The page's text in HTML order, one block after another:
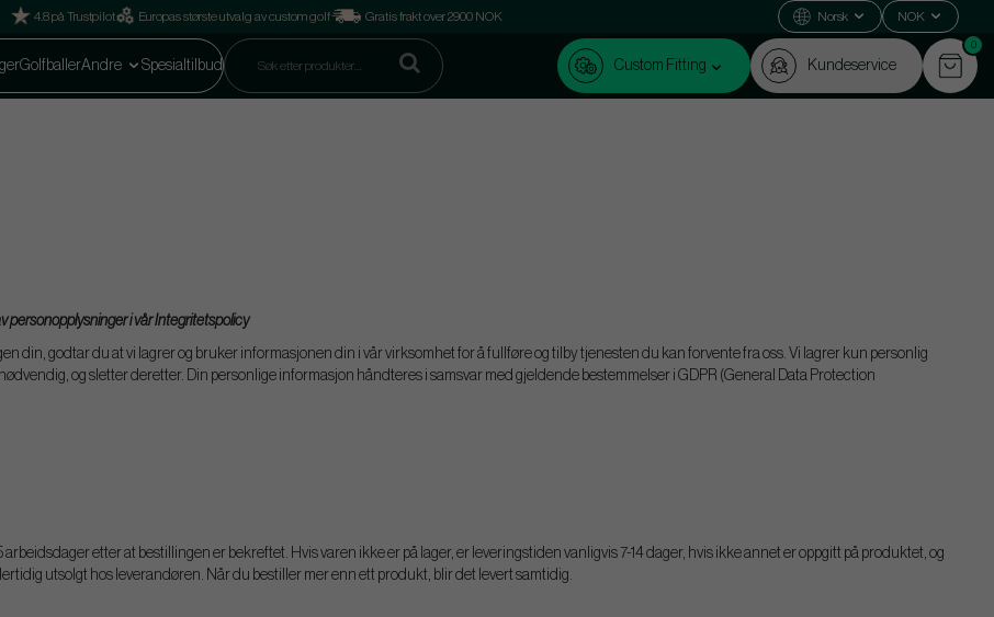
4.8 på Trustpilot Europas største utvalg av custom golf Gratis frakt over 2900 NOK Norsk NOK
GolfballerAndre Spesialtilbud Custom Fitting Kundeservice
0
personopplysninger i vår Integritetspolicy
din, godtar du at vi lagrer og bruker informasjonen din i vår virksomhet for å fullføre og tilby tjenesten du kan forvente fra oss. Vi lagrer kun personlig
og sletter deretter. Din personlige informasjon håndteres i samsvar med gjeldende bestemmelser i GDPR (General Data Protection
etter at bestillingen er bekreftet. Hvis varen ikke er på lager, er leveringstiden vanligvis 7-14 dager, hvis ikke annet er oppgitt på produktet, og
utsolgt hos leverandøren. Når du bestiller mer enn ett produkt, blir det levert samtidig.